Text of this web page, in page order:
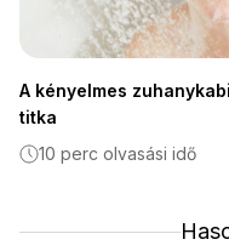
A kényelmes
titka
10 perc olvasási idő